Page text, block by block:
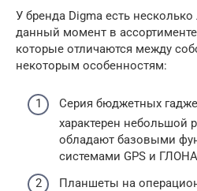
У бренда Digma есть
данный момент в
которые отличаются между
некоторым особенностям:
Серия бюджетных
характерен небольшой
обладают базовыми
системами GPS и
Планшеты на